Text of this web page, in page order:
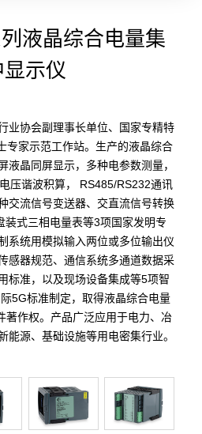
液晶综合电量集
显示仪
业协会副理事长单位、国家专精特
专家示范工作站。生产的液晶综合
液晶同屏显示，多种电参数测量，
压谐波积算， RS485/RS232通讯
交流信号变送器、交直流信号转换
装式三相电量表等3项国家发明专
系统用模拟输入两位或多位输出仪
感器规范、通信系统多通道数据采
标准，以及现场设备集成等5项智
5G标准制定，取得液晶综合电量
著作权。产品广泛应用于电力、冶
能源、基础设施等用电密集行业。